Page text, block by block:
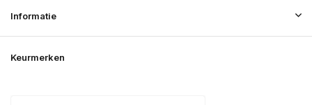
Informatie
Keurmerken